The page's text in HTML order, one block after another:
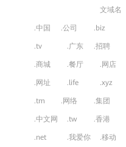
文域名
.中国 .公司 .biz
.tv .广东 .招聘
.商城 .餐厅 .网店
.网址 .life .xyz
.tm .网络 .集团
.中文网 .tw .香港
.net .我爱你 .移动